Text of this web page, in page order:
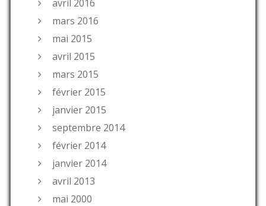
avril 2016
mars 2016
mai 2015
avril 2015
mars 2015
février 2015
janvier 2015
septembre 2014
février 2014
janvier 2014
avril 2013
mai 2000